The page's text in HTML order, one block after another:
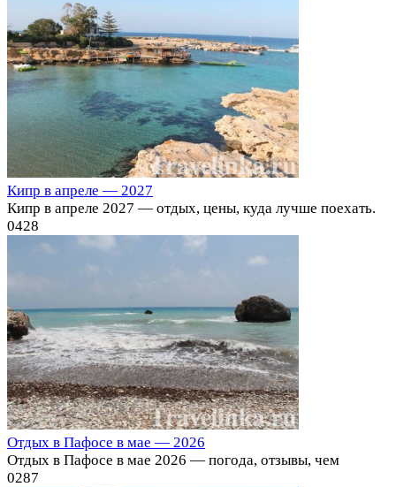
Кипр в апреле — 2027
Кипр в апреле 2027 — отдых, цены, куда лучше поехать.
0428
Отдых в Пафосе в мае — 2026
Отдых в Пафосе в мае 2026 — погода, отзывы, чем
0287